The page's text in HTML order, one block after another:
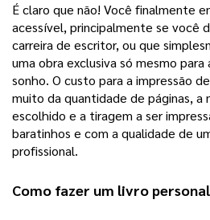
É claro que não! Você finalmente
acessível, principalmente se você
carreira de escritor, ou que
uma obra exclusiva só mesmo para
sonho. O custo para a impressão
muito da quantidade de páginas, a
escolhido e a tiragem a ser
baratinhos e com a qualidade de
profissional.
Como fazer um livro